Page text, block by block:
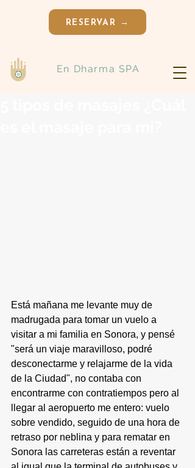
RESERVAR →
En Dharma SPA
Está mañana me levante muy de
madrugada para tomar un vuelo a
visitar a mi familia en Sonora, y pensé
"será un viaje maravilloso, podré
desconectarme y relajarme de la vida
de la Ciudad", no contaba con
encontrarme con contratiempos pero al
llegar al aeropuerto me entero: vuelo
sobre vendido, seguido de una hora de
retraso por neblina y para rematar en
Sonora las carreteras están a reventar